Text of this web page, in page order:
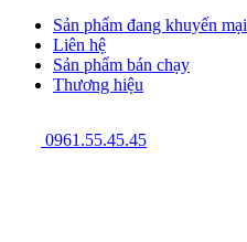
Sản phẩm đang khuyến mại
Liên hệ
Sản phẩm bán chạy
Thương hiệu
0961.55.45.45